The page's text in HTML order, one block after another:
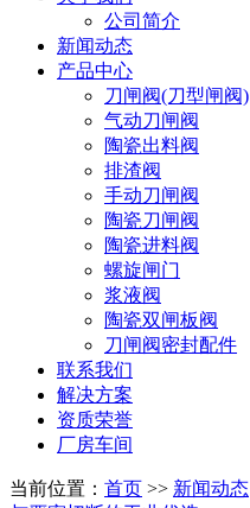
公司简介
新闻动态
产品中心
刀闸阀(刀型闸阀)
气动刀闸阀
陶瓷出料阀
排渣阀
手动刀闸阀
陶瓷刀闸阀
陶瓷进料阀
螺旋闸门
浆液阀
陶瓷双闸板阀
刀闸阀密封配件
联系我们
解决方案
资质荣誉
厂房车间
当前位置： 首页 >> 新闻动态